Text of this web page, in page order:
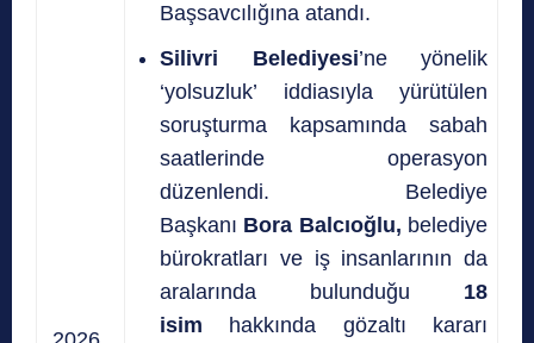
Başsavcılığına atandı.
Silivri Belediyesi’ne yönelik
‘yolsuzluk’ iddiasıyla yürütülen
soruşturma kapsamında sabah
saatlerinde operasyon
düzenlendi. Belediye
Başkanı Bora Balcıoğlu, belediye
bürokratları ve iş insanlarının da
aralarında bulunduğu 18
isim hakkında gözaltı kararı